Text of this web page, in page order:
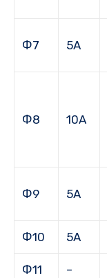
Ф7 5А
Ф8 10А
Ф9 5А
Ф10 5А
Ф11 –